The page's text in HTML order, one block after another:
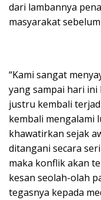
dari lambannya
masyarakat
“Kami sangat
yang sampai hari ini
justru kembali
kembali mengalami
khawatirkan sejak
ditangani secara
maka konflik akan
kesan seolah-olah
tegasnya kepada